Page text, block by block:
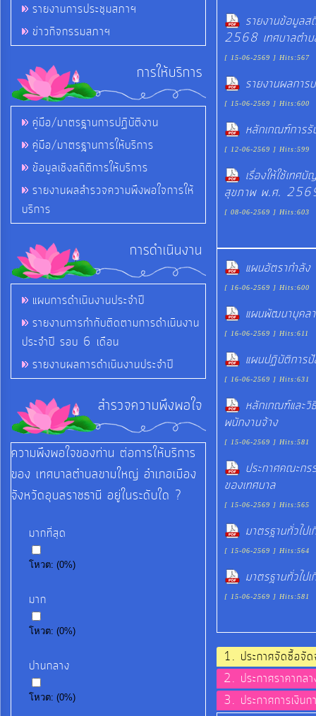
การ
ดำเนิน
การ
เพื่อ
ป้องกัน
การ
ทุจริต
มาตรการ
ภายใน
ป้องกัน
การ
ทุจริต
การ
เสริม
ความ
โปร่งใส
ท้อง
ถิ่น
ของ
เรา
การ
ติดต่อ
รายงานการประชุมสภาฯ
ข่าวกิจกรรมสภาฯ
การให้บริการ
คู่มือ/มาตรฐานการปฏิบัติงาน
คู่มือ/มาตรฐานการให้บริการ
ข้อมูลเชิงสถิติการให้บริการ
รายงานผลสำรวจความพึงพอใจการให้
บริการ
การดำเนินงาน
แผนการดำเนินงานประจำปี
รายงานการกำกับติดตามการดำเนินงาน
ประจำปี รอบ 6 เดือน
รายงานผลการดำเนินงานประจำปี
สำรวจความพึงพอใจ
ความพึงพอใจของท่าน ต่อการให้บริการ
ของ เทศบาลตำบลขามใหญ่ อำเภอเมือง
จังหวัดอุบลราชธานี อยู่ในระดับใด ?
มากที่สุด
โหวต: (0%)
มาก
โหวต: (0%)
ปานกลาง
โหวต: (0%)
รายงานข้อมูล
2568 เทศบาลตำบ
[ 15-06-2569 ] Hits:567
รายงานผลกา
[ 15-06-2569 ] Hits:600
หลักเกณฑ์การรั
[ 12-06-2569 ] Hits:599
เรื่องให้ใช้เทศ
สุขภาพ พ.ศ.
[ 08-06-2569 ] Hits:603
แผนอัตรากำ
[ 16-06-2569 ] Hits:600
แผนพัฒนาบุค
[ 16-06-2569 ] Hits:611
แผนปฏิบัติการ
[ 16-06-2569 ] Hits:631
หลักเกณฑ์และวิ
พนักงานจ้าง
[ 15-06-2569 ] Hits:581
ประกาศคณะกร
ของเทศบาล
[ 15-06-2569 ] Hits:565
มาตรฐานทั่วไ
[ 15-06-2569 ] Hits:564
มาตรฐานทั่วไ
[ 15-06-2569 ] Hits:581
ประกาศจัดซื้อจั
ประกาศราคากล
ประกาศการเงิน